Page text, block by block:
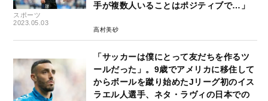
スポーツ
2023.05.03
手が複数人いることはポジティブで…」
高村美砂
「サッカーは僕にとって友だちを作るツ
ールだった」。9歳でアメリカに移住して
からボールを蹴り始めたJリーグ初のイス
ラエル人選手、ネタ・ラヴィの日本での